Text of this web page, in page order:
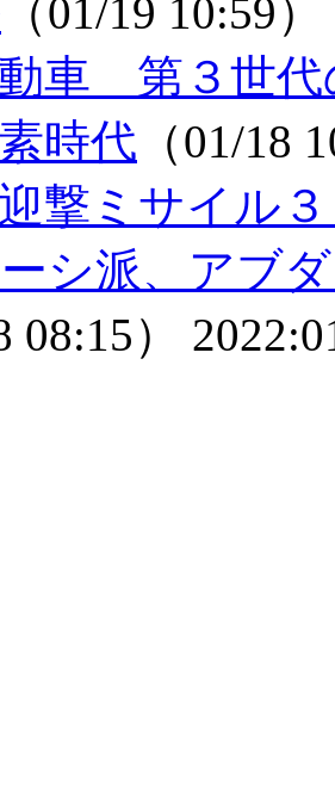
（01/19 10:59）
車 第３世代
時代 （01/18
撃ミサイル
シ派、アブ
08:15）